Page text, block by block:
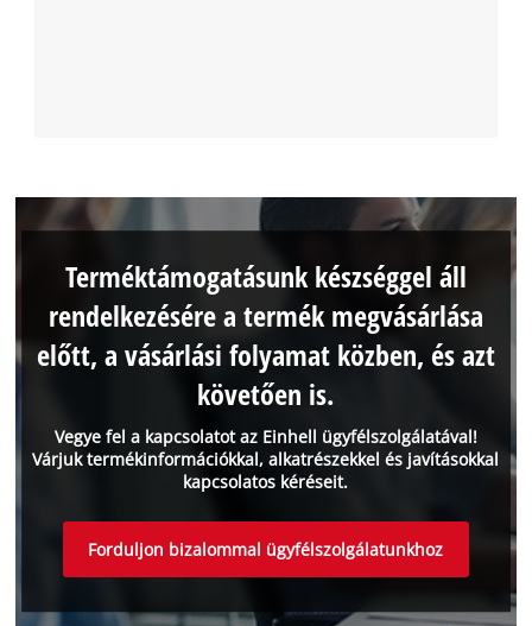
Vegye fel a kapcsolatot az Einhell ügyfélszolgálatával!
Várjuk termékinformációkkal, alkatrészekkel és javításokkal
kapcsolatos kéréseit.
Terméktámogatásunk készséggel áll
rendelkezésére a termék megvásárlása
előtt, a vásárlási folyamat közben, és azt
követően is.
Forduljon bizalommal ügyfélszolgálatunkhoz